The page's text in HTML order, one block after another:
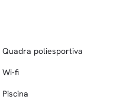
Quadra poliesportiva
Wi-fi
Piscina